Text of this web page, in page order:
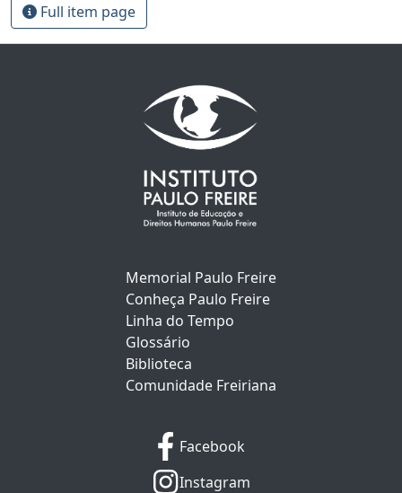
Full item page
Memorial Paulo Freire
Conheça Paulo Freire
Linha do Tempo
Glossário
Biblioteca
Comunidade Freiriana
Facebook
Instagram